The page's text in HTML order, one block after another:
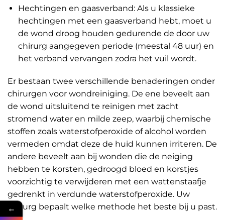
Hechtingen en gaasverband: Als u klassieke
hechtingen met een gaasverband hebt, moet u
de wond droog houden gedurende de door uw
chirurg aangegeven periode (meestal 48 uur) en
het verband vervangen zodra het vuil wordt.
Er bestaan twee verschillende benaderingen onder
chirurgen voor wondreiniging. De ene beveelt aan
de wond uitsluitend te reinigen met zacht
stromend water en milde zeep, waarbij chemische
stoffen zoals waterstofperoxide of alcohol worden
vermeden omdat deze de huid kunnen irriteren. De
andere beveelt aan bij wonden die de neiging
hebben te korsten, gedroogd bloed en korstjes
voorzichtig te verwijderen met een wattenstaafje
gedrenkt in verdunde waterstofperoxide. Uw
chirurg bepaalt welke methode het beste bij u past.
←